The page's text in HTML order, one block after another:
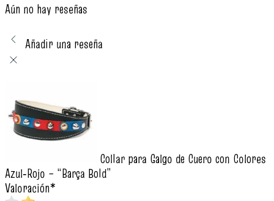
Aún no hay reseñas
Añadir una reseña
Collar para Galgo de Cuero con Colores
Azul‑Rojo – “Barça Bold”
Valoración*